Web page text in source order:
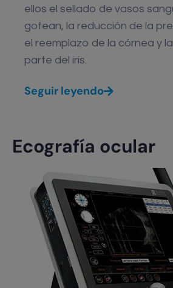
ellos el sellado de vasos
gotean, la reducción de la
el reemplazo de la córnea y
parte del iris.
Seguir leyendo
Ecografía ocular